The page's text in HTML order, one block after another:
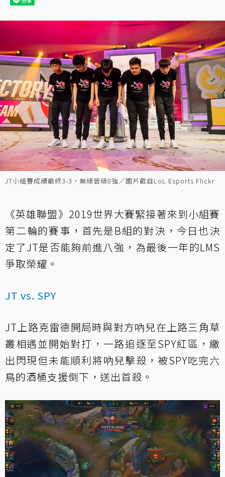
JT小組賽成績最終3-3，無緣晉級8強／圖片截自LoL Esports Flickr
《英雄聯盟》2019世界大賽緊接著來到小組賽
第二輪的賽事，首先是B組的對決，今日也決
定了JT是否能夠前進八強，為最後一年的LMS
爭取榮耀。
JT vs. SPY
JT上路克雷德開局時與對方吶兒在上路三角草
叢相遇並開始對打，一路追逐至SPY紅區，繳
出閃現但未能順利將吶兒擊殺，被SPY吃完六
鳥的酒桶支援倒下，送出首殺。